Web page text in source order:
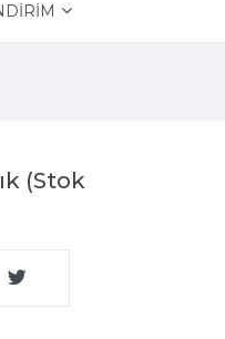
(Stok